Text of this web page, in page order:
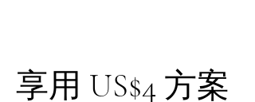
享用 US$4 方案